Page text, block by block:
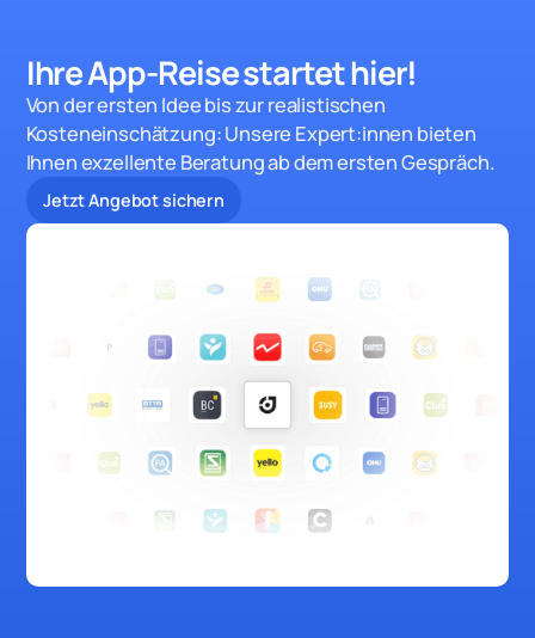
Ihre App-Reise startet hier!
Von der ersten Idee bis zur realistischen
Kosteneinschätzung: Unsere Expert:innen bieten
Ihnen exzellente Beratung ab dem ersten Gespräch.
Jetzt Angebot sichern